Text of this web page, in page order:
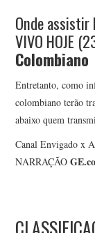
Onde assistir
VIVO HOJE
Colombiano
Entretanto, como
colombiano terão
abaixo quem
Canal Envigado x
NARRAÇÃO